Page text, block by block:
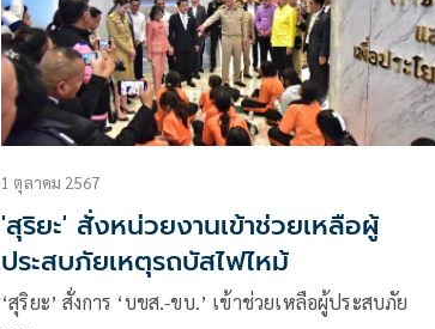
1 ตุลาคม 2567
'สุริยะ' สั่งหน่วยงานเข้าช่วยเหลือผู้
ประสบภัยเหตุรถบัสไฟไหม้
‘สุริยะ’ สั่งการ ‘บขส.-ขบ.’ เข้าช่วยเหลือผู้ประสบภัย